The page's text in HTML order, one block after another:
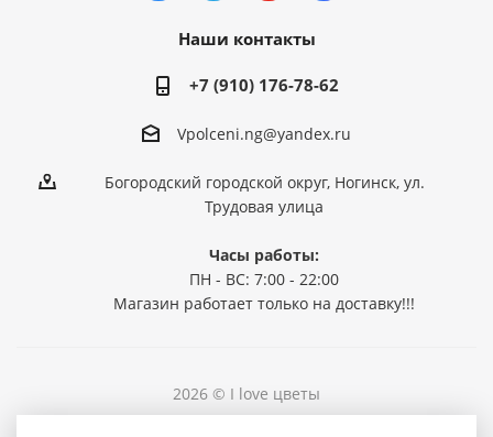
Наши контакты
+7 (910) 176-78-62
Vpolceni.ng@yandex.ru
Богородский городской округ, Ногинск, ул.
Трудовая улица
Часы работы:
ПН - ВС: 7:00 - 22:00
Магазин работает только на доставку!!!
2026 © I love цветы